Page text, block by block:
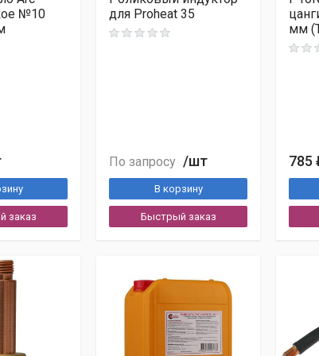
в соответствии сСогласием на обработку
№10
заказ
для Proheat 35
По запросу /шт
В корзину
Быстрый заказ
мм
785